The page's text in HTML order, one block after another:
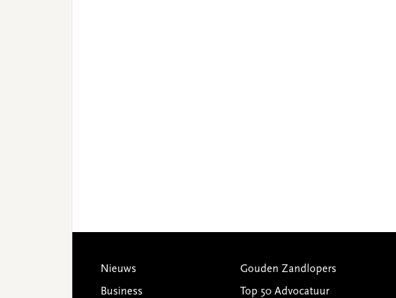
Footer
Nieuws
Business
Gouden Zandlopers
Top 50 Advocatuur